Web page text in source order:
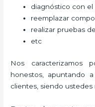
diagnóstico con
reemplazar
realizar pruebas
etc
Nos caracterizamos
honestos, apuntando
clientes, siendo